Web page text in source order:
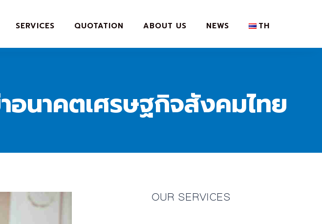
SERVICES QUOTATION ABOUT US NEWS TH
อนาคตเศรษฐกิจสังคมไทย
OUR SERVICES